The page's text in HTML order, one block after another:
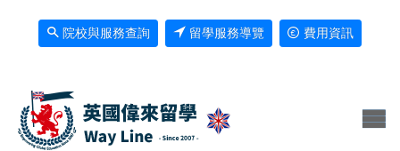
院校與服務查詢 留學服務導覽 費用資訊